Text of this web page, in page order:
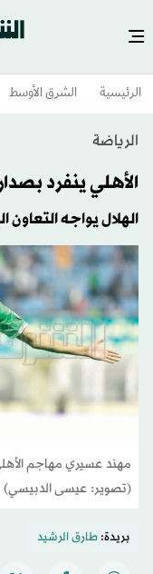
الرئيسية الشرق الأوسط​
الرياضة
الأهلي ينفرد
الهلال يواجه
مهند عسيري مهاجم
(تصوير: عيسى الدبيسي)
بريدة:طارق الرشيد